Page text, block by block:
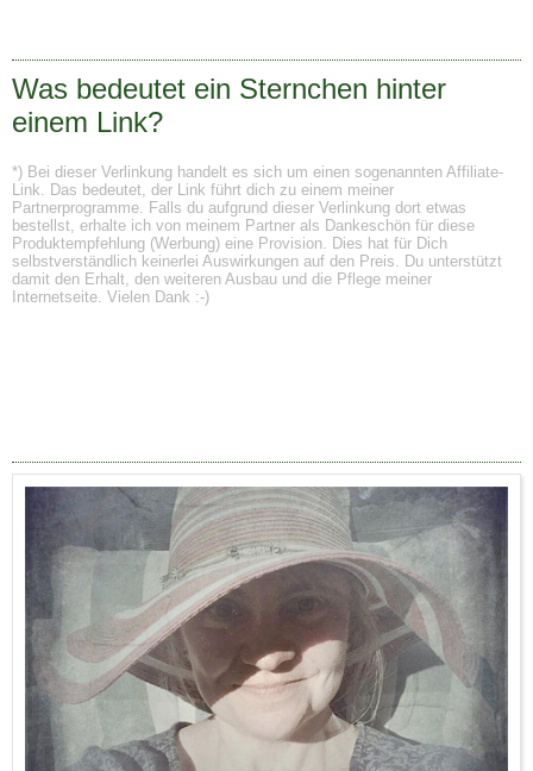
Was bedeutet ein Sternchen hinter
einem Link?
*) Bei dieser Verlinkung handelt es sich um einen sogenannten Affiliate-
Link. Das bedeutet, der Link führt dich zu einem meiner
Partnerprogramme. Falls du aufgrund dieser Verlinkung dort etwas
bestellst, erhalte ich von meinem Partner als Dankeschön für diese
Produktempfehlung (Werbung) eine Provision. Dies hat für Dich
selbstverständlich keinerlei Auswirkungen auf den Preis. Du unterstützt
damit den Erhalt, den weiteren Ausbau und die Pflege meiner
Internetseite. Vielen Dank :-)